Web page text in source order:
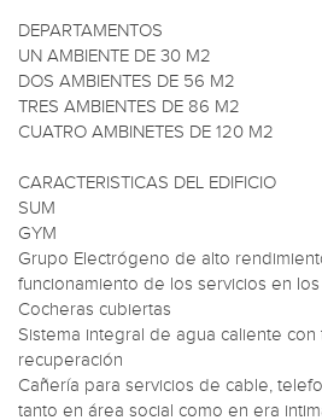
DEPARTAMENTOS
UN AMBIENTE DE 30 M2
DOS AMBIENTES DE 56 M2
TRES AMBIENTES DE 86 M2
CUATRO AMBINETES DE 120 M2
CARACTERISTICAS DEL EDIFICIO
SUM
GYM
Grupo Electrógeno de alto
funcionamiento de los servicios en
Cocheras cubiertas
Sistema integral de agua caliente
recuperación
Cañería para servicios de cable,
tanto en área social como en era